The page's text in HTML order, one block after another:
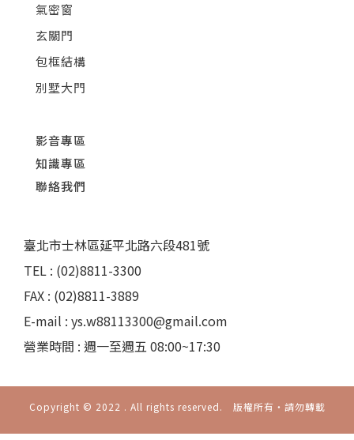
氣密窗
玄關門
包框結構
別墅大門
影音專區
知識專區
聯絡我們
臺北市士林區延平北路六段481號
TEL : (02)8811-3300
FAX : (02)8811-3889
E-mail : ys.w88113300@gmail.com
營業時間 : 週一至週五 08:00~17:30
Copyright © 2022 . All rights reserved. 版權所有‧請勿轉載